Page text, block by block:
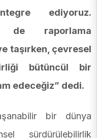
ediyoruz.
de raporlama
taşırken, çevresel
bütüncül bir
edeceğiz” dedi.
bir dünya
sürdürülebilirlik